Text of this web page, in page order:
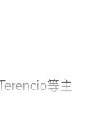
等主
恐怖片爱好者